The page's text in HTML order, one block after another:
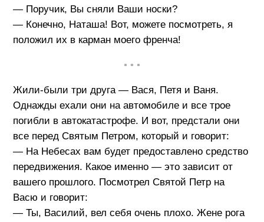
— Поручик, Вы сняли Ваши носки?
— Конечно, Наташа! Вот, можете посмотреть, я
положил их в карман моего френча!
• • •
Жили-были три друга — Вася, Петя и Ваня.
Однажды ехали они на автомобиле и все трое
погибли в автокатастрофе. И вот, предстали они
все перед Святым Петром, который и говорит:
— На Небесах вам будет предоставлено средство
передвижения. Какое именно — это зависит от
вашего прошлого. Посмотрел Святой Петр на
Васю и говорит:
— Ты, Василий, вел себя очень плохо. Жене рога